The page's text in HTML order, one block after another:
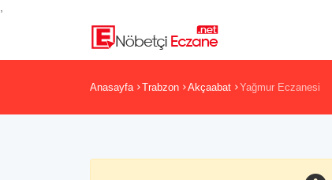
Anasayfa Trabzon Akçaabat Yağmur Eczanesi